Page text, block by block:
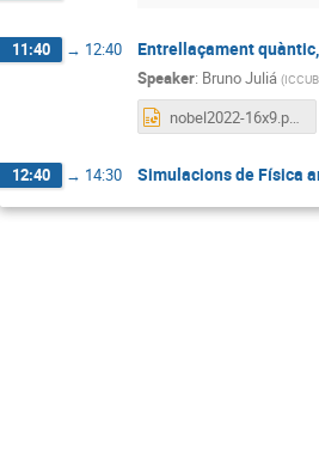
11:40 → 12:40 Entrellaçament
Speaker: Bruno Juliá (ICCUB
nobel2022-16x9.pptx
12:40 → 14:30 Simulacions de Física